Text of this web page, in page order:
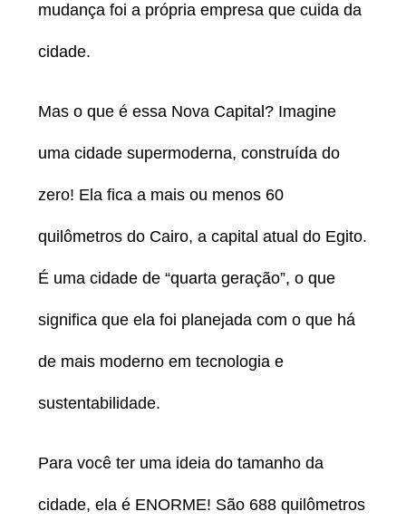
mudança foi a própria empresa que cuida da
cidade.
Mas o que é essa Nova Capital? Imagine
uma cidade supermoderna, construída do
zero! Ela fica a mais ou menos 60
quilômetros do Cairo, a capital atual do Egito.
É uma cidade de “quarta geração”, o que
significa que ela foi planejada com o que há
de mais moderno em tecnologia e
sustentabilidade.
Para você ter uma ideia do tamanho da
cidade, ela é ENORME! São 688 quilômetros